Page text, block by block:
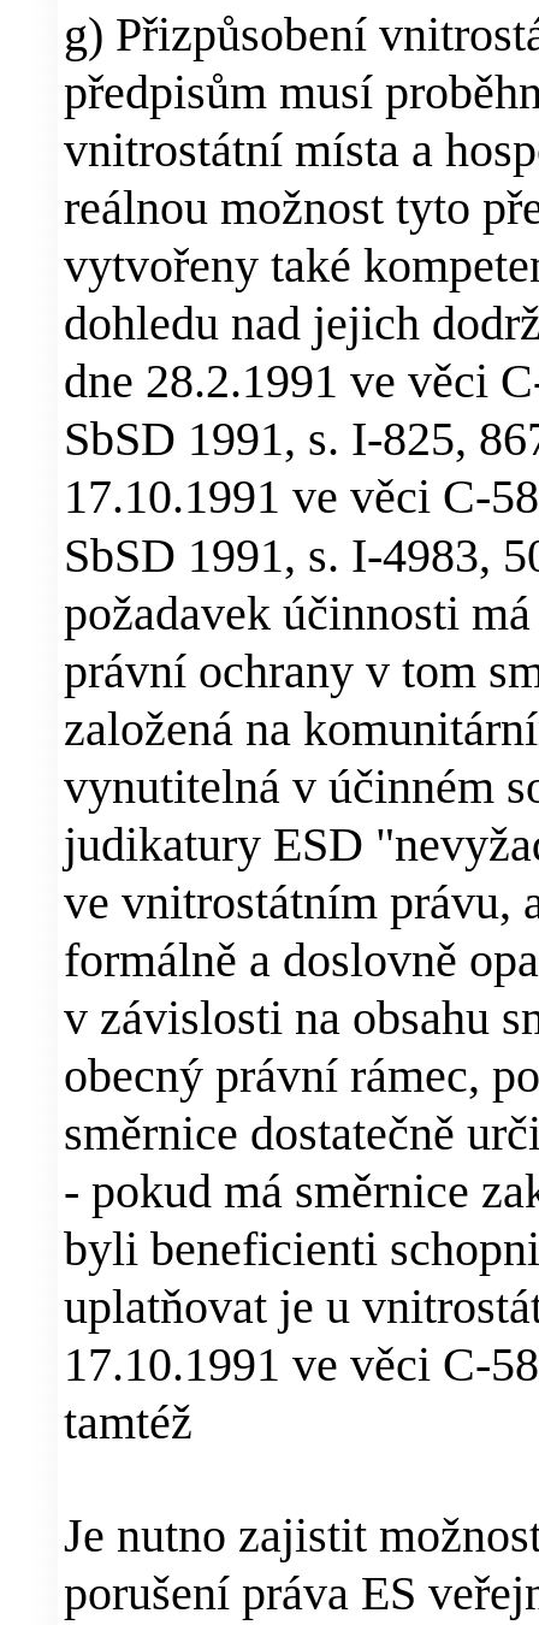
g) Přizpůsobení
předpisům musí
vnitrostátní místa a
reálnou možnost tyto
vytvořeny také
dohledu nad jejich
dne 28.2.1991 ve věci
SbSD 1991, s. I-825,
17.10.1991 ve věci C-
SbSD 1991, s. I-4983,
požadavek účinnosti
právní ochrany v tom
založená na
vynutitelná v účinném
judikatury ESD
ve vnitrostátním právu,
formálně a doslovně
v závislosti na obsahu
obecný právní rámec,
směrnice dostatečně
- pokud má směrnice
byli beneficienti
uplatňovat je u
17.10.1991 ve věci C-
tamtéž
Je nutno zajistit
porušení práva ES